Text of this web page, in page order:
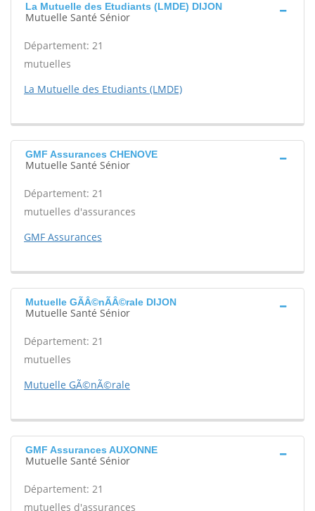
La Mutuelle des Etudiants (LMDE) DIJON
Mutuelle Santé Sénior
Département: 21
mutuelles
La Mutuelle des Etudiants (LMDE)
GMF Assurances CHENOVE
Mutuelle Santé Sénior
Département: 21
mutuelles d'assurances
GMF Assurances
Mutuelle GÃÂ©nÃÂ©rale DIJON
Mutuelle Santé Sénior
Département: 21
mutuelles
Mutuelle GÃ©nÃ©rale
GMF Assurances AUXONNE
Mutuelle Santé Sénior
Département: 21
mutuelles d'assurances